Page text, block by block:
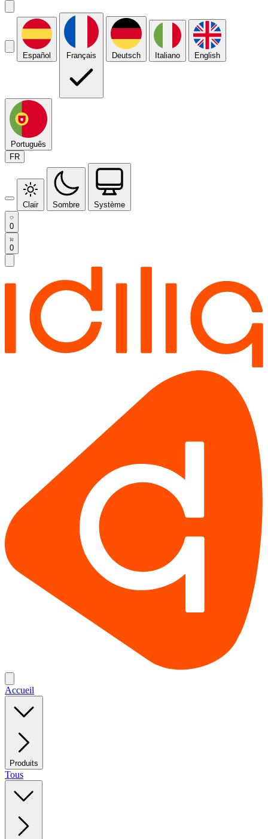
Español Français Deutsch Italiano English
Português
FR
Clair Sombre Système
0
0
Accueil
Produits
Tous